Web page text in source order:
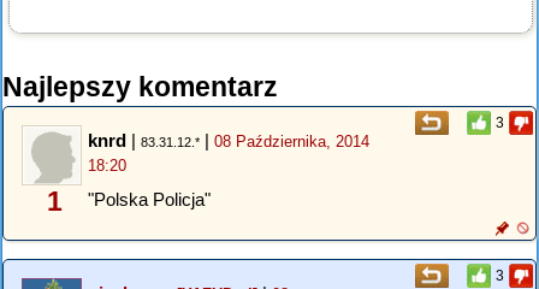
Najlepszy komentarz
3
1
knrd | 83.31.12.* | 08 Października, 2014
18:20
"Polska Policja"
3